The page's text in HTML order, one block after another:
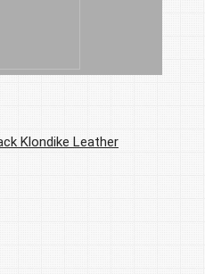
Klondike Leather